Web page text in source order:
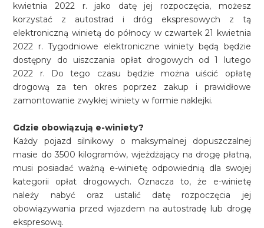
kwietnia 2022 r. jako datę jej rozpoczęcia, możesz
korzystać z autostrad i dróg ekspresowych z tą
elektroniczną winietą do północy w czwartek 21 kwietnia
2022 r. Tygodniowe elektroniczne winiety będą będzie
dostępny do uiszczania opłat drogowych od 1 lutego
2022 r. Do tego czasu będzie można uiścić opłatę
drogową za ten okres poprzez zakup i prawidłowe
zamontowanie zwykłej winiety w formie naklejki.
Gdzie obowiązują e-winiety?
Każdy pojazd silnikowy o maksymalnej dopuszczalnej
masie do 3500 kilogramów, wjeżdżający na drogę płatną,
musi posiadać ważną e-winietę odpowiednią dla swojej
kategorii opłat drogowych. Oznacza to, że e-winietę
należy nabyć oraz ustalić datę rozpoczęcia jej
obowiązywania przed wjazdem na autostradę lub drogę
ekspresową.